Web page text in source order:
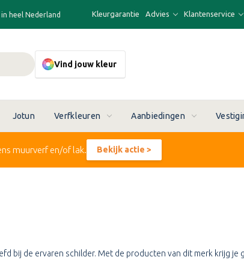
heel Nederland Kleurgarantie Advies Klantenservice
Vind jouw kleur
Jotun Verfkleuren Aanbiedingen
muurverf en/of lak. Bekijk actie >
bij de ervaren schilder. Met de producten van dit merk krijg je